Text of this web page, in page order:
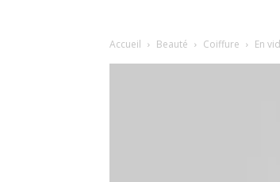
Accueil Beauté Coiffure En